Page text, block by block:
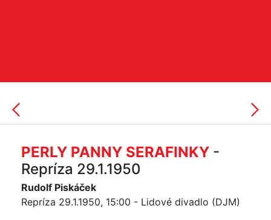
PERLY PANNY SERAFINKY -
Repríza 29.1.1950
Rudolf Piskáček
Repríza 29.1.1950, 15:00 - Lidové divadlo (DJM)